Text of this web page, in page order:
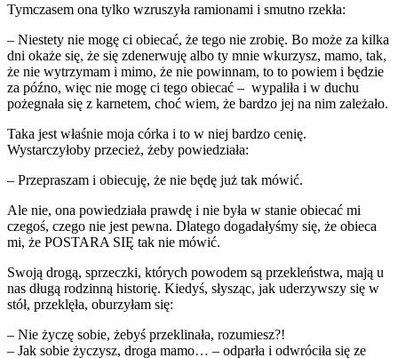
Tymczasem ona tylko wzruszyła ramionami i smutno rzekła:
– Niestety nie mogę ci obiecać, że tego nie zrobię. Bo może za kilka
dni okaże się, że się zdenerwuję albo ty mnie wkurzysz, mamo, tak,
że nie wytrzymam i mimo, że nie powinnam, to to powiem i będzie
za późno, więc nie mogę ci tego obiecać – wypaliła i w duchu
pożegnała się z karnetem, choć wiem, że bardzo jej na nim zależało.
Taka jest właśnie moja córka i to w niej bardzo cenię.
Wystarczyłoby przecież, żeby powiedziała:
– Przepraszam i obiecuję, że nie będę już tak mówić.
Ale nie, ona powiedziała prawdę i nie była w stanie obiecać mi
czegoś, czego nie jest pewna. Dlatego dogadałyśmy się, że obieca
mi, że POSTARA SIĘ tak nie mówić.
Swoją drogą, sprzeczki, których powodem są przekleństwa, mają u
nas długą rodzinną historię. Kiedyś, słysząc, jak uderzywszy się w
stół, przeklęła, oburzyłam się:
– Nie życzę sobie, żebyś przeklinała, rozumiesz?!
– Jak sobie życzysz, droga mamo… – odparła i odwróciła się ze